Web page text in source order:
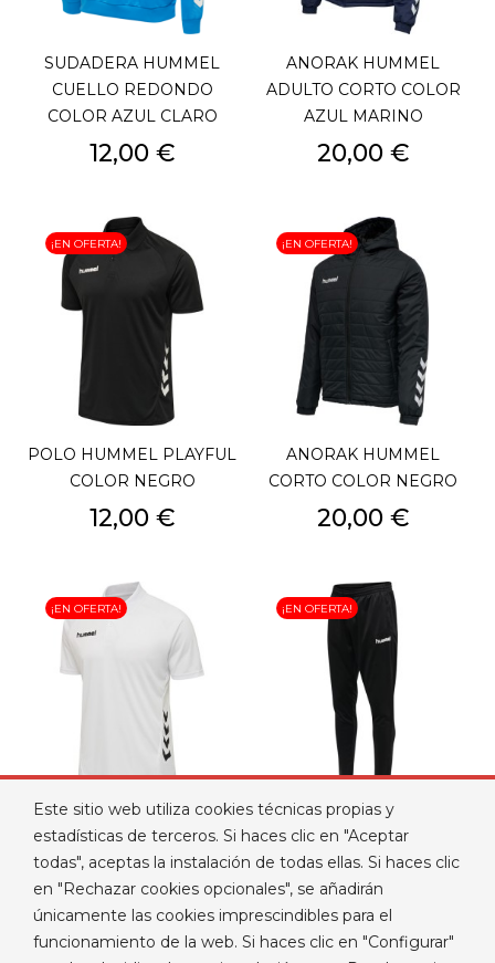
SUDADERA HUMMEL
CUELLO REDONDO
COLOR AZUL CLARO
Precio
12,00 €
ANORAK HUMMEL
ADULTO CORTO COLOR
AZUL MARINO
Precio
20,00 €
POLO HUMMEL PLAYFUL
COLOR NEGRO
Precio
12,00 €
¡EN OFERTA!
ANORAK HUMMEL
CORTO COLOR NEGRO
Precio
20,00 €
¡EN OFERTA!
POLO HUMMEL PLAYFUL
COLOR BLANCO
Precio
12,00 €
¡EN OFERTA!
PANTALÓN DE CHANDAL
HUMMEL DE COLOR
NEGRO
Precio
9,99 €
¡EN OFERTA!
Este sitio web utiliza cookies técnicas propias y
estadísticas de terceros. Si haces clic en "Aceptar
todas", aceptas la instalación de todas ellas. Si haces clic
en "Rechazar cookies opcionales", se añadirán
únicamente las cookies imprescindibles para el
funcionamiento de la web. Si haces clic en "Configurar"